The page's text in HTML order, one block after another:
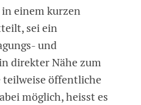
einem kurzen
sei ein
und
direkter Nähe zum
teilweise öffentliche
möglich, heisst es